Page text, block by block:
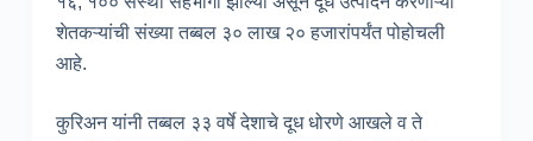
शेतकऱ्यांची संख्या तब्बल ३० लाख २० हजारांपर्यंत पोहोचली
आहे.
कुरिअन यांनी तब्बल ३३ वर्षे देशाचे दूध धोरणे आखले व ते